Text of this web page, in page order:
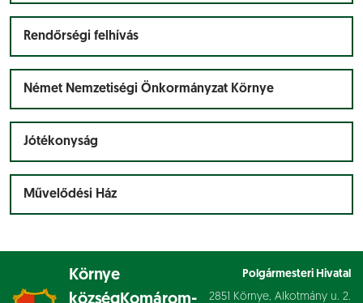
Rendőrségi felhívás
Német Nemzetiségi Önkormányzat Környe
Jótékonyság
Művelődési Ház
Környe
község Komárom-
Polgármesteri Hivatal
2851 Környe, Alkotmány u. 2.